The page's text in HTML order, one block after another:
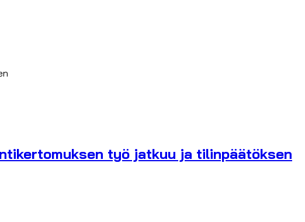
työ jatkuu ja tilinpäätöksen